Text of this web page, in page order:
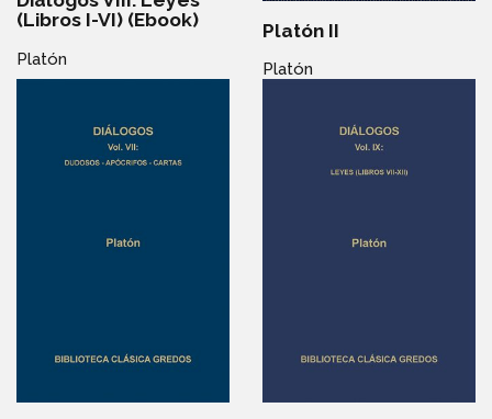
(Libros I-VI) (Ebook)
Platón
Platón II
Platón